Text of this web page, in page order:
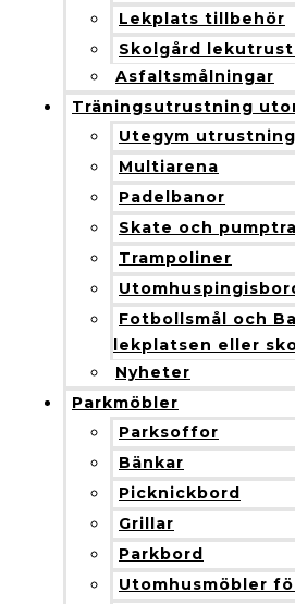
Lekplats tillbehör
Skolgård
Asfaltsmålningar
Träningsutrustning
Utegym utrustning
Multiarena
Padelbanor
Skate och
Trampoliner
Fotbollsmål och
lekplatsen eller
Nyheter
Parkmöbler
Parksoffor
Bänkar
Picknickbord
Grillar
Parkbord
Utomhusmöbler